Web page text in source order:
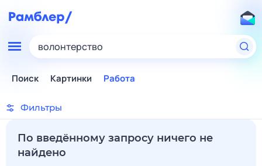
волонтерство
Поиск Картинки Работа
Фильтры
По введённому запросу ничего не
найдено